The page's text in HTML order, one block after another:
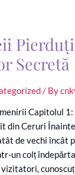
Secretă
/ By
Capitolul 1:
din Ceruri
de vechi încât
un colț